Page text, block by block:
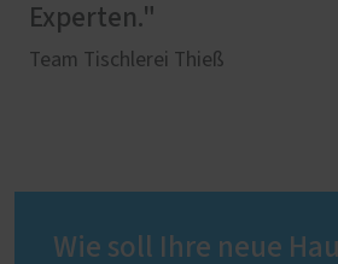
Experten."
Team Tischlerei Thieß
Wie soll Ihre neue